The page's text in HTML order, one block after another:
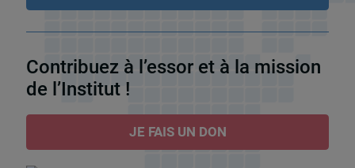
Contribuez à l’essor et à la mission
de l’Institut !
JE FAIS UN DON